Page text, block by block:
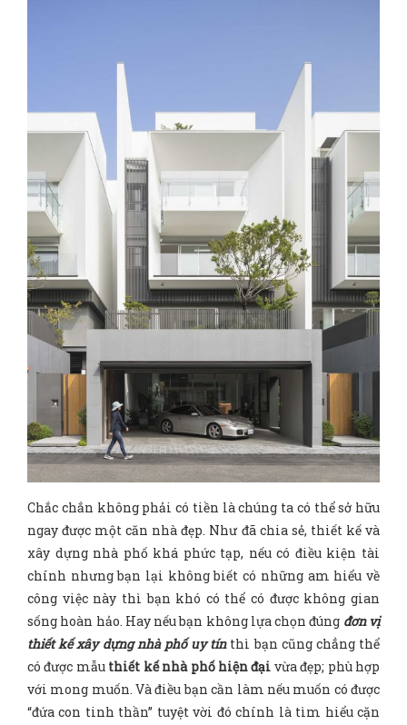
Chắc chắn không phải có tiền là chúng ta có thể sở hữu
ngay được một căn nhà đẹp. Như đã chia sẻ, thiết kế và
xây dựng nhà phố khá phức tạp, nếu có điều kiện tài
chính nhưng bạn lại không biết có những am hiểu về
công việc này thì bạn khó có thể có được không gian
sống hoàn hảo. Hay nếu bạn không lựa chọn đúng đơn vị
thiết kế xây dựng nhà phố uy tínthì bạn cũng chẳng thể
có được mẫu thiết kế nhà phố hiện đại vừa đẹp; phù hợp
với mong muốn. Và điều bạn cần làm nếu muốn có được
“đứa con tinh thần” tuyệt vời đó chính là tìm hiểu cặn